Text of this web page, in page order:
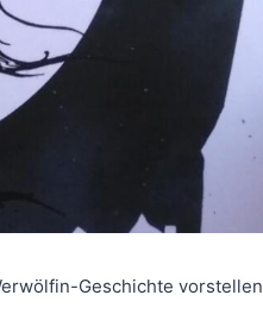
Geschichte